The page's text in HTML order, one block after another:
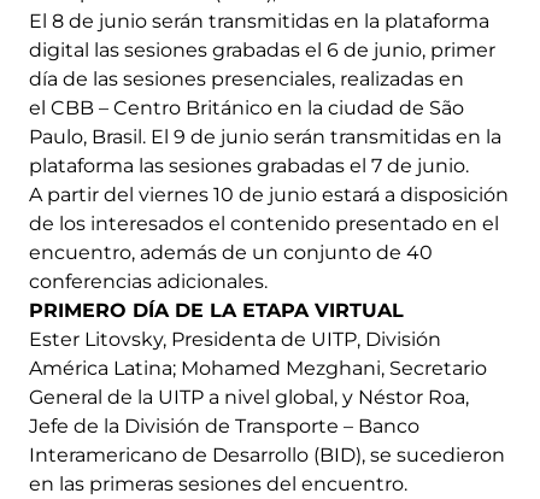
El 8 de junio serán transmitidas en la plataforma
digital las sesiones grabadas el 6 de junio, primer
día de las sesiones presenciales, realizadas en
el CBB – Centro Británico en la ciudad de São
Paulo, Brasil. El 9 de junio serán transmitidas en la
plataforma las sesiones grabadas el 7 de junio.
A partir del viernes 10 de junio estará a disposición
de los interesados ​​el contenido presentado en el
encuentro, además de un conjunto de 40
conferencias adicionales.
PRIMERO DÍA DE LA ETAPA VIRTUAL
Ester Litovsky, Presidenta de UITP, División
América Latina; Mohamed Mezghani, Secretario
General de la UITP a nivel global, y Néstor Roa,
Jefe de la División de Transporte – Banco
Interamericano de Desarrollo (BID), se sucedieron
en las primeras sesiones del encuentro.